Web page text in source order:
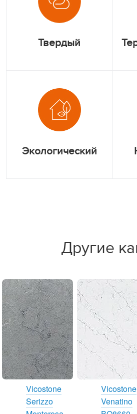
Твердый
Экологический
Другие
Vicostone
Serizzo
Vicostone
Venatino